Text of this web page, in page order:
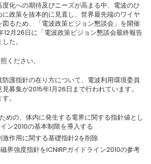
化への期待及びニーズが高まる中、電波のひ
政策を抜本的に見直し、世界最先端のワイヤ
るため、「電波政策ビジョン懇談会」を開催
12月26日に「電波政策ビジョン懇談会最終報告
た。
ください。
護指針の在り方について、電波利用環境委員
募集が2015年1月26日まで行われています。
。
めの、体内に発生する電界に関する指針値とし
ン2010の基本制限を導入する
激作用に関する基礎指針2を削除
界強度指針をICNIRPガイドライン2010の参考